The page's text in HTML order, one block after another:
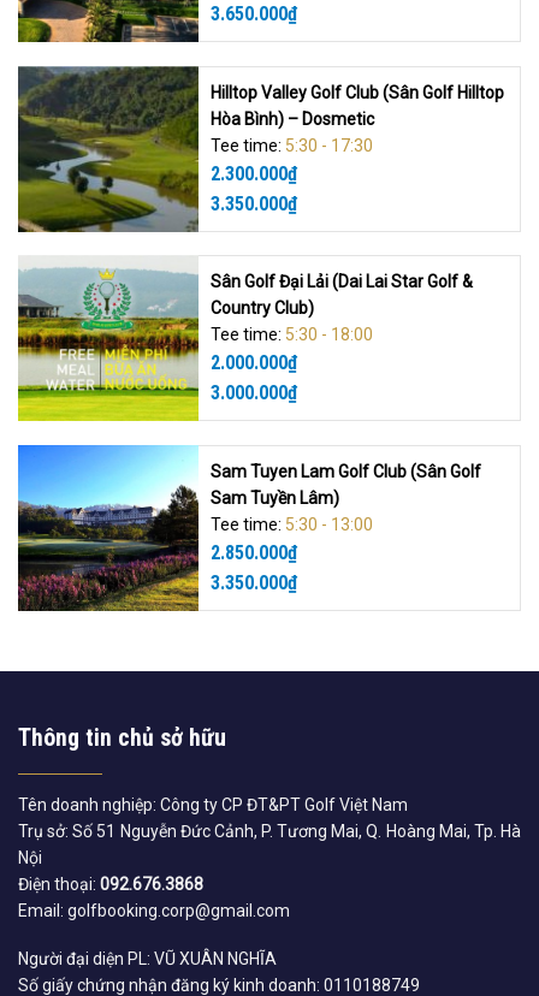
3.650.000₫
Hilltop Valley Golf Club (Sân Golf Hilltop
Hòa Bình) – Dosmetic
Tee time: 5:30 - 17:30
2.300.000₫
3.350.000₫
Sân Golf Đại Lải (Dai Lai Star Golf &
Country Club)
Tee time: 5:30 - 18:00
2.000.000₫
3.000.000₫
Sam Tuyen Lam Golf Club (Sân Golf
Sam Tuyền Lâm)
Tee time: 5:30 - 13:00
2.850.000₫
3.350.000₫
Thông tin chủ sở hữu
Tên doanh nghiệp: Công ty CP ĐT&PT Golf Việt Nam
Trụ sở: Số 51 Nguyễn Đức Cảnh, P. Tương Mai, Q. Hoàng Mai, Tp. Hà
Nội
Điện thoại: 092.676.3868
Email: golfbooking.corp@gmail.com
Người đại diện PL: VŨ XUÂN NGHĨA
Số giấy chứng nhận đăng ký kinh doanh: 0110188749